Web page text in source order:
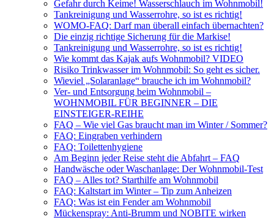
Gefahr durch Keime! Wasserschlauch im Wohnmobil!
Tankreinigung und Wasserrohre, so ist es richtig!
WOMO-FAQ: Darf man überall einfach übernachten?
Die einzig richtige Sicherung für die Markise!
Tankreinigung und Wasserrohre, so ist es richtig!
Wie kommt das Kajak aufs Wohnmobil? VIDEO
Risiko Trinkwasser im Wohnmobil: So geht es sicher.
Wieviel „Solaranlage“ brauche ich im Wohnmobil?
Ver- und Entsorgung beim Wohnmobil –
WOHNMOBIL FÜR BEGINNER – DIE
EINSTEIGER-REIHE
FAQ – Wie viel Gas braucht man im Winter / Sommer?
FAQ: Eingraben verhindern
FAQ: Toilettenhygiene
Am Beginn jeder Reise steht die Abfahrt – FAQ
Handwäsche oder Waschanlage: Der Wohnmobil-Test
FAQ – Alles tot? Starthilfe am Wohnmobil
FAQ: Kaltstart im Winter – Tip zum Anheizen
FAQ: Was ist ein Fender am Wohnmobil
Mückenspray: Anti-Brumm und NOBITE wirken